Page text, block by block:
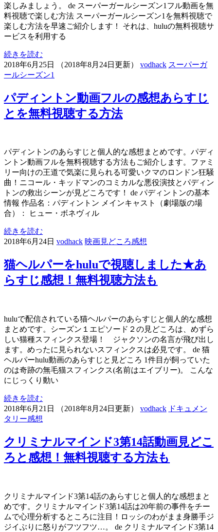
楽しみましょう。 de スーパーガールシーズン1フル動画を無
料視聴で楽しむ方法 スーパーガールシーズン1を無料視聴で
楽しむ方法を早速ご紹介します！ それは、huluの無料視聴サ
ービスを利用する
続きを読む
2018年6月25日
（2018年8月24日更新） vodhack スーパーガ
ールシーズン1
パディントン動画フルの感想あらすじ
とを無料視聴する方法
パディントンのあらすじと個人的な感想まとめです。パディ
ントン動画フルを無料視聴する方法もご紹介します。ファミ
リー向けの王道で気楽に見られる可愛いクマのロンドン狂騒
曲！ニコール・キッドマンのコミカルな悪役演技とパディン
トンの救出シーンが見どころです！ de パディントンの基本
情報 作品名：パディントン メインキャスト（劇場版の場
合）： ヒュー・ボネヴィル
続きを読む
2018年6月24日 vodhack 映画見どころ感想
猫ヘルパーをhuluで視聴しました★あ
らすじ感想！無料視聴方法も
huluで配信されている猫ヘルパーのあらすじと個人的な感想
まとめです。シーズン１エピソード２の見どころは、めずら
しい猫種スフィンクス登場！ ジャクソンの名言が飛び出し
ます。めったに見られないスフィンクスは必見です。 de 猫
ヘルパーhulu動画のあらすじと見どころ 1件目が飼っていた
のは奇跡の無毛猫スフィンクス(名前はエイブリー)。 こんな
にじっくり動い
続きを読む
2018年6月21日
（2018年8月24日更新） vodhack ドキュメン
タリー感想
クリミナルマインド3第14話動画見どこ
ろと感想！無料視聴する方法も
クリミナルマインド3第14話のあらすじと個人的な感想まと
めです。クリミナルマインド3第14話は20年前の事件をチー
ムで心理分析するところに注目！ロッシのわがまま身勝手ジ
ジイぶりに怒りがフツフツ…。 de クリミナルマインド3第14